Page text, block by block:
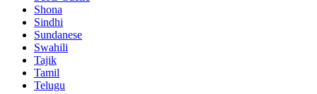
Shona
Sindhi
Sundanese
Swahili
Tajik
Tamil
Telugu